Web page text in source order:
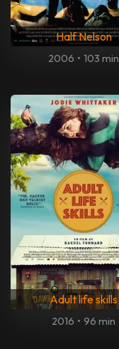
Half Nelson
2006 • 103 min
Adult life skills
2016 • 96 min